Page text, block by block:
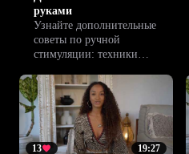
руками
Узнайте дополнительные
советы по ручной
стимуляции: техники
для максимального
удовольствия и
уверенности. Эта бонусная
лекция от Climax™ откроет
новые горизонты в
19:27
13